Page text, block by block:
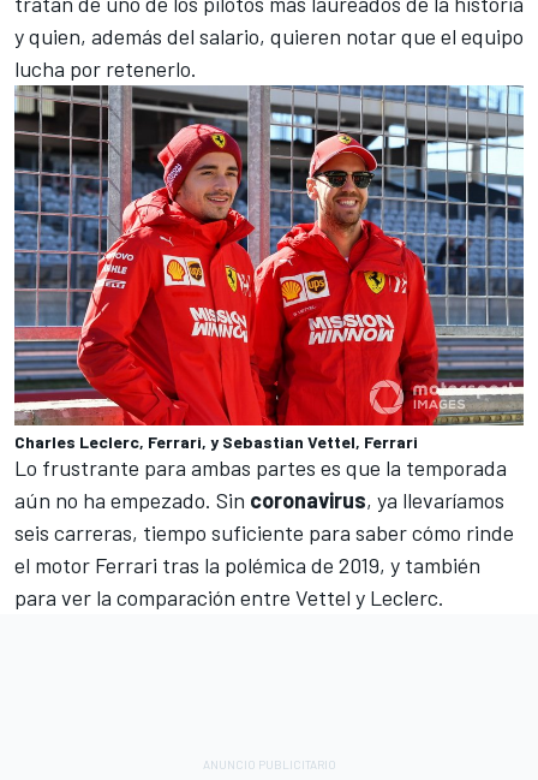
y quien, además del salario, quieren notar que el equipo
lucha por retenerlo.
Charles Leclerc, Ferrari, y Sebastian Vettel, Ferrari
Lo frustrante para ambas partes es que la temporada
aún no ha empezado. Sin coronavirus, ya llevaríamos
seis carreras, tiempo suficiente para saber cómo rinde
el motor Ferrari tras la polémica de 2019, y también
para ver la comparación entre Vettel y Leclerc.